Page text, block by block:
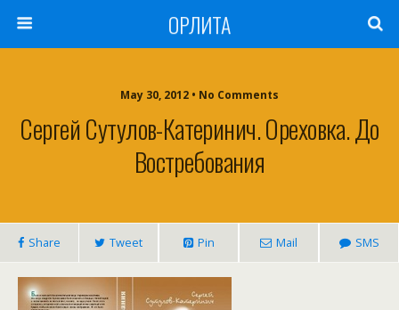
ОРЛИТА
May 30, 2012 • No Comments
Сергей Сутулов-Катеринич. Ореховка. До
Востребования
Share Tweet Pin Mail SMS